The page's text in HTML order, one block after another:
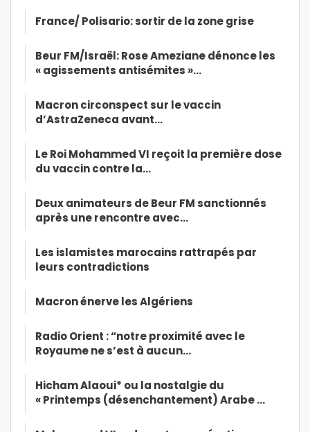
France/ Polisario: sortir de la zone grise
Beur FM/Israël: Rose Ameziane dénonce les
« agissements antisémites »…
Macron circonspect sur le vaccin
d’AstraZeneca avant…
Le Roi Mohammed VI reçoit la première dose
du vaccin contre la…
Deux animateurs de Beur FM sanctionnés
après une rencontre avec…
Les islamistes marocains rattrapés par
leurs contradictions
Macron énerve les Algériens
Radio Orient : “notre proximité avec le
Royaume ne s’est à aucun…
Hicham Alaoui* ou la nostalgie du
« Printemps (désenchantement) Arabe …